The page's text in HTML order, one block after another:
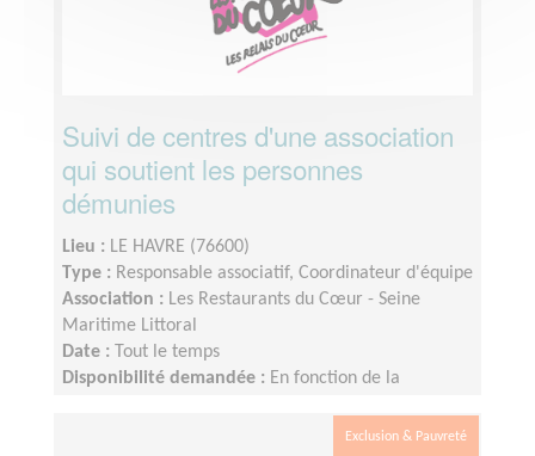
Suivi de centres d'une association
qui soutient les personnes
démunies
Lieu : LE HAVRE (76600)
Type : Responsable associatif, Coordinateur d'équipe
Association : Les Restaurants du Cœur - Seine
Maritime Littoral
Date :
Tout le temps
Disponibilité demandée : En fonction de la
Exclusion & Pauvreté